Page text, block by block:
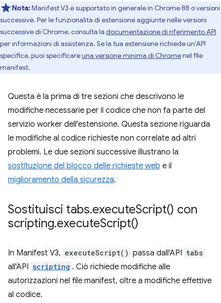
Nota:Manifest V3 è supportato in generale in Chrome 88 o versioni
successive. Per le funzionalità di estensione aggiunte nelle versioni
successive di Chrome, consulta la documentazione di riferimento API
per informazioni di assistenza. Se la tua estensione richiede un'API
specifica, puoi specificareuna versione minima di Chromenel file
manifest.
Questa è la prima di tre sezioni che descrivono le
modifiche necessarie per il codice che non fa parte del
servizio worker dell'estensione. Questa sezione riguarda
le modifiche al codice richieste non correlate ad altri
problemi. Le due sezioni successive illustrano la
sostituzione del blocco delle richieste web e il
miglioramento della sicurezza.
Sostituisci tabs.executeScript() con
scripting.executeScript()
In Manifest V3, executeScript() passa dall'API tabs
all'API scripting . Ciò richiede modifiche alle
autorizzazioni nel file manifest, oltre a modifiche effettive
al codice.